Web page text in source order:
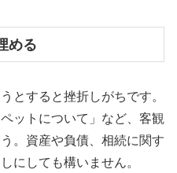
める
とすると挫折しがちです。
ットについて」など、客観
。資産や負債、相続に関す
にしても構いません。